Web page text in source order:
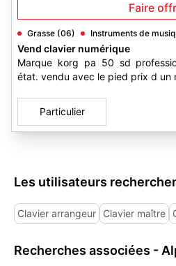
Faire
Grasse (06) Instruments de
Vend clavier numérique
Marque korg pa 50 sd
état. vendu avec le pied prix d un
Particulier
Les utilisateurs
Clavier arrangeur Clavier maître
Recherches associées -